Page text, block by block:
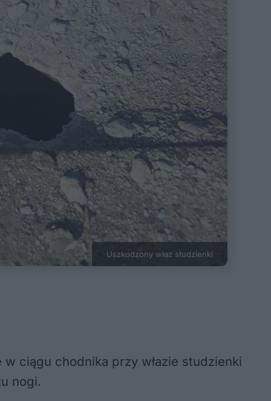
Uszkodzony właz studzienki
w ciągu chodnika przy włazie studzienki
nogi.